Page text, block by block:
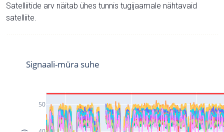
Satelliitide arv näitab ühes tunnis tugijaamale nähtavaid
satelliite.
50
Signaali-müra suhe